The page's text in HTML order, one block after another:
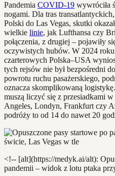
Pandemia COVID-19 wywróciła
nogami. Dla tras
Polski do Las Vegas, skutki
wielkie linie, jak Lufthansa czy
połączenia, z drugiej – pojawiły
oczywistych hubów. W 2024 roku
czarterowych Polska–USA
tych rejsów nie był bezpośredni
powrotu ruchu pasażerskiego,
oznacza skomplikowaną
muszą liczyć się z przesiadkami
Angeles, Londyn, Frankfurt czy
podróży to od 14 do nawet 20
<!-- [alt](https://medyk.ai/alt):
pandemii – widok z lotu ptaka